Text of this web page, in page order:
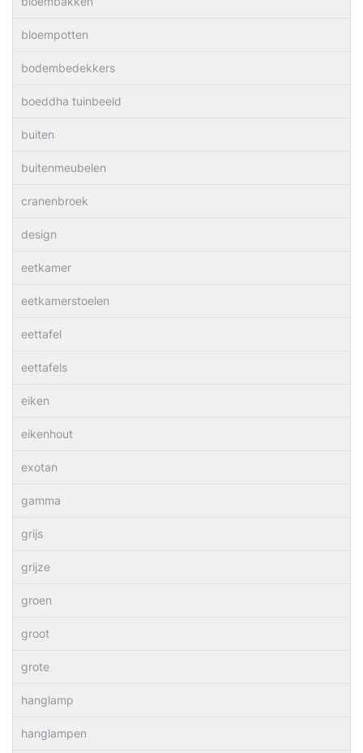
bloempotten
bodembedekkers
boeddha tuinbeeld
buiten
buitenmeubelen
cranenbroek
design
eetkamer
eetkamerstoelen
eettafel
eettafels
eiken
eikenhout
exotan
gamma
grijs
grijze
groen
groot
grote
hanglamp
hanglampen